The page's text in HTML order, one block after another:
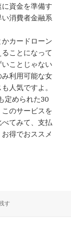
資金を準備す
消費者金融系
カードローン
ことになって
ことじゃない
利用可能な女
人気ですよ。
定められた30
のサービスを
てみて、支払
得でおススメ
本当に返せる人間に間
す